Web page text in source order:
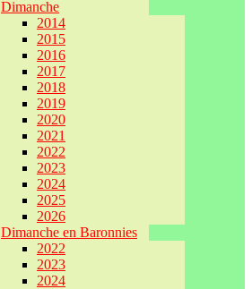
Dimanche
2014
2015
2016
2017
2018
2019
2020
2021
2022
2023
2024
2025
2026
Dimanche en Baronnies
2022
2023
2024